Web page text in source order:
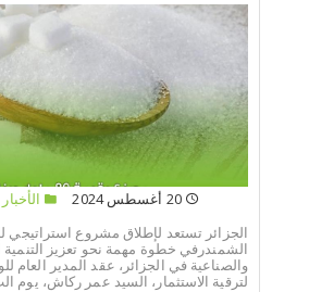
20 أغسطس 2024
الأخبار
الجزائر تستعد لإطلاق مشروع استراتيجي
الشمندرفي خطوة مهمة نحو تعزيز التنمية
والصناعية في الجزائر، عقد المدير العام
لترقية الاستثمار، السيد عمر ركاش، يوم